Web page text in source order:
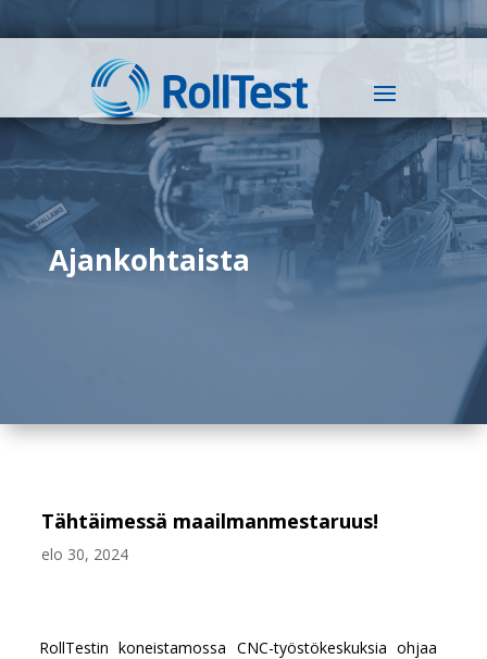
Ajankohtaista
Tähtäimessä maailmanmestaruus!
elo 30, 2024
RollTestin koneistamossa CNC-työstökeskuksia ohjaa